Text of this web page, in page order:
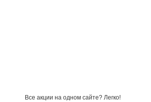
Все акции на одном сайте? Легко!